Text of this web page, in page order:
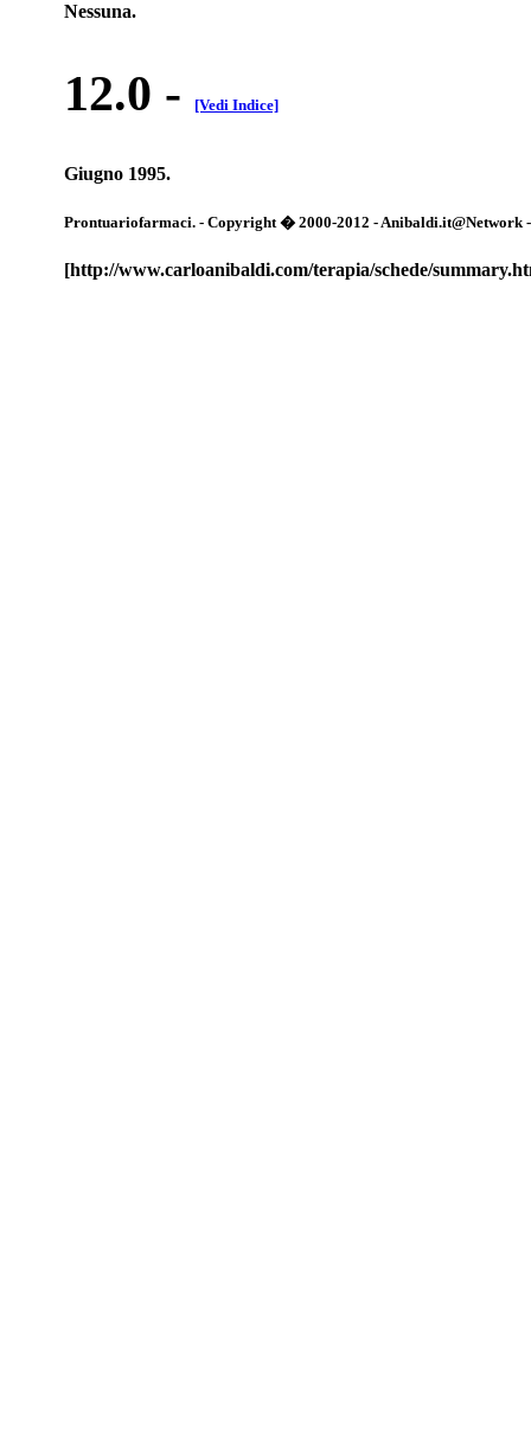
Nessuna.
12.0 - [Vedi Indice]
Giugno 1995.
Prontuariofarmaci. - Copyright � 2000-2012 -
[http://www.carloanibaldi.com/terapia/schede/